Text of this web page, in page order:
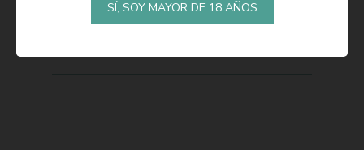
SÍ, SOY MAYOR DE 18 AÑOS